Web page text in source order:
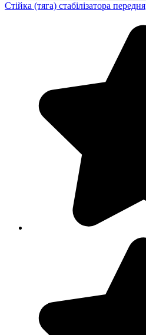
Стійка (тяга) стабілізатора передня